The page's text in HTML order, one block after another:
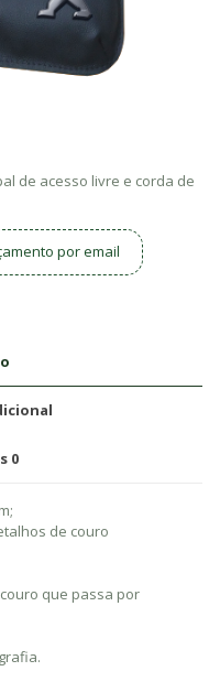
de acesso livre e corda de
por email
0
de couro
que passa por